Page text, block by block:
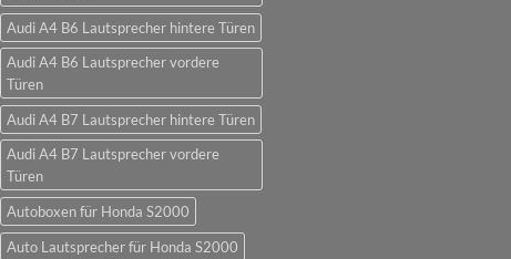
Audi A4 B6 Lautsprecher hintere Türen
Audi A4 B6 Lautsprecher vordere
Türen
Audi A4 B7 Lautsprecher hintere Türen
Audi A4 B7 Lautsprecher vordere
Türen
Autoboxen für Honda S2000
Auto Lautsprecher für Honda S2000